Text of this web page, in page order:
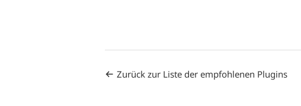
Zurück zur Liste der empfohlenen Plugins